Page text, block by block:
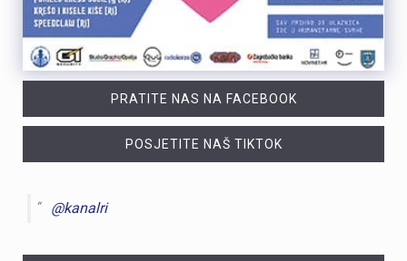
PRATITE NAS NA FACEBOOK
POSJETITE NAŠ TIKTOK
@kanalri